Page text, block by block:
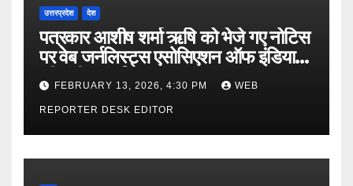
उत्तरप्रदेश देश
पत्रकार आशीष शर्मा ऋषि को भेजे गए नोटिस
पर वेब जर्नलिस्ट्स एसोसिएशन ऑफ इंडिया
की गंभीर आपत्ति
FEBRUARY 13, 2026, 4:30 PM WEB
REPORTER DESK EDITOR